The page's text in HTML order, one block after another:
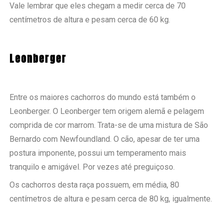
Vale lembrar que eles chegam a medir cerca de 70
centímetros de altura e pesam cerca de 60 kg.
Leonberger
Entre os maiores cachorros do mundo está também o
Leonberger. O Leonberger tem origem alemã e pelagem
comprida de cor marrom. Trata-se de uma mistura de São
Bernardo com Newfoundland. O cão, apesar de ter uma
postura imponente, possui um temperamento mais
tranquilo e amigável. Por vezes até preguiçoso.
Os cachorros desta raça possuem, em média, 80
centímetros de altura e pesam cerca de 80 kg, igualmente.